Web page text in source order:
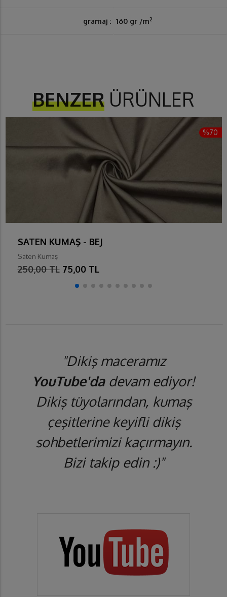
gramaj : 160 gr /m2
BENZER ÜRÜNLER
%70
SATEN KUMAŞ - BEJ
Saten Kumaş
250,00 TL 75,00 TL
"Dikiş maceramız
YouTube'dadevam ediyor!
Dikiş tüyolarından, kumaş
çeşitlerine keyifli dikiş
sohbetlerimizi kaçırmayın.
Bizi takip edin :)"